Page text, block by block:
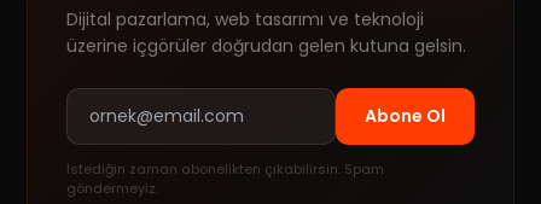
Dijital pazarlama, web tasarımı ve teknoloji
üzerine içgörüler doğrudan gelen kutuna gelsin.
Abone Ol
İstediğin zaman abonelikten çıkabilirsin. Spam
göndermeyiz.